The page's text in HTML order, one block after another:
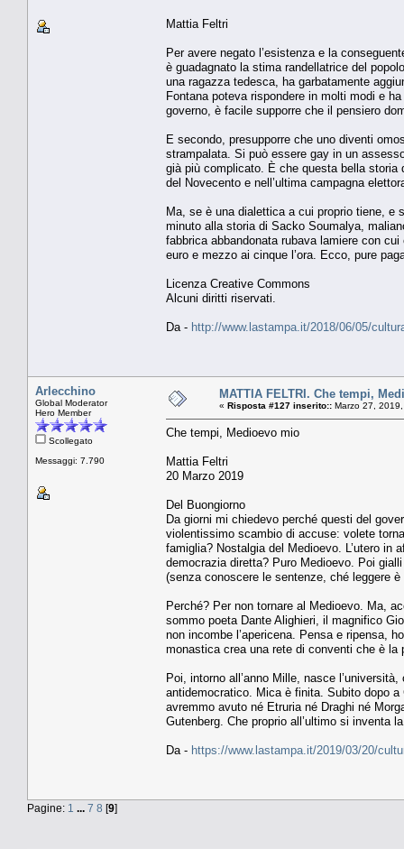
Mattia Feltri
Per avere negato l’esistenza e la
è guadagnato la stima randellatrice del
una ragazza tedesca, ha garbatamente
Fontana poteva rispondere in molti modi e
governo, è facile supporre che il pensiero
E secondo, presupporre che uno diventi
strampalata. Si può essere gay in un
già più complicato. È che questa bella
del Novecento e nell’ultima campagna
Ma, se è una dialettica a cui proprio tiene, e
minuto alla storia di Sacko Soumalya,
fabbrica abbandonata rubava lamiere con
euro e mezzo ai cinque l’ora. Ecco, pure
Licenza Creative Commons
Alcuni diritti riservati.
Da - http://www.lastampa.it/2018/06/05/
Arlecchino
Global Moderator
Hero Member
Scollegato
Messaggi: 7.790
MATTIA FELTRI. Che tempi,
« Risposta #127 inserito:: Marzo 27,
Che tempi, Medioevo mio
Mattia Feltri
20 Marzo 2019
Del Buongiorno
Da giorni mi chiedevo perché questi del
violentissimo scambio di accuse: volete
famiglia? Nostalgia del Medioevo. L’utero in
democrazia diretta? Puro Medioevo. Poi
(senza conoscere le sentenze, ché leggere
Perché? Per non tornare al Medioevo. Ma,
sommo poeta Dante Alighieri, il magnifico
non incombe l’apericena. Pensa e ripensa,
monastica crea una rete di conventi che è la
Poi, intorno all’anno Mille, nasce
antidemocratico. Mica è finita. Subito dopo
avremmo avuto né Etruria né Draghi né
Gutenberg. Che proprio all’ultimo si inventa
Da - https://www.lastampa.it/2019/03/20/
Pagine: 1 ... 7 8 [9]